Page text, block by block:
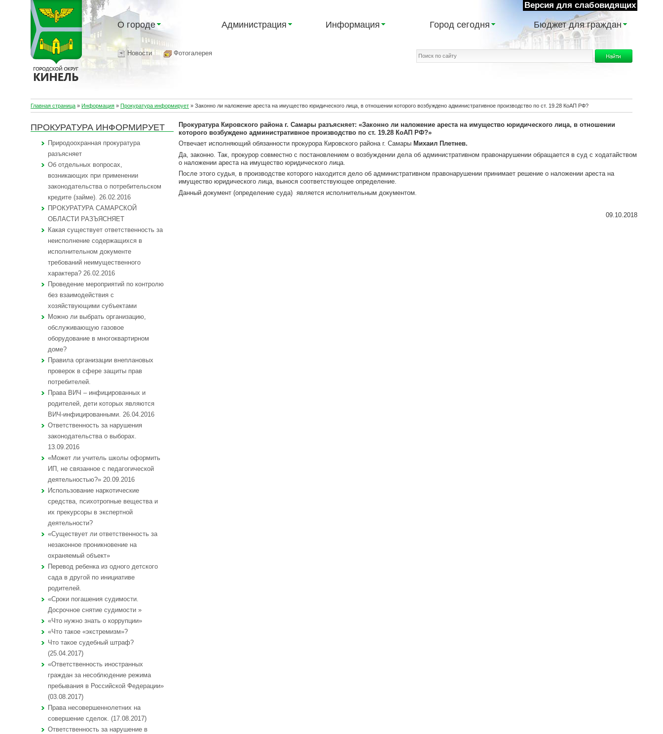
Версия для слабовидящих
О городе Администрация Информация Город сегодня Бюджет для граждан
Новости Фотогалерея
Главная страница » Информация » Прокуратура информирует » Законно ли наложение ареста на имущество юридического лица, в отношении которого возбуждено административное производство по ст. 19.28 КоАП РФ?
ПРОКУРАТУРА ИНФОРМИРУЕТ
Природоохранная прокуратура
разъясняет
Об отдельных вопросах,
возникающих при применении
законодательства о потребительском
кредите (займе). 26.02.2016
ПРОКУРАТУРА САМАРСКОЙ
ОБЛАСТИ РАЗЪЯСНЯЕТ
Какая существует ответственность за
неисполнение содержащихся в
исполнительном документе
требований неимущественного
характера? 26.02.2016
Проведение мероприятий по контролю
без взаимодействия с
хозяйствующими субъектами
Можно ли выбрать организацию,
обслуживающую газовое
оборудование в многоквартирном
доме?
Правила организации внеплановых
проверок в сфере защиты прав
потребителей.
Права ВИЧ – инфицированных и
родителей, дети которых являются
ВИЧ-инфицированными. 26.04.2016
Ответственность за нарушения
законодательства о выборах.
13.09.2016
«Может ли учитель школы оформить
ИП, не связанное с педагогической
деятельностью?» 20.09.2016
Использование наркотические
средства, психотропные вещества и
их прекурсоры в экспертной
деятельности?
«Существует ли ответственность за
незаконное проникновение на
охраняемый объект»
Перевод ребенка из одного детского
сада в другой по инициативе
родителей.
«Сроки погашения судимости.
Досрочное снятие судимости »
«Что нужно знать о коррупции»
«Что такое «экстремизм»?
Что такое судебный штраф?
(25.04.2017)
«Ответственность иностранных
граждан за несоблюдение режима
пребывания в Российской Федерации»
(03.08.2017)
Права несовершеннолетних на
совершение сделок. (17.08.2017)
Ответственность за нарушение в
Прокуратура Кировского района г. Самары разъясняет: «Законно ли наложение ареста на имущество юридического лица, в отношении
которого возбуждено административное производство по ст. 19.28 КоАП РФ?»
Отвечает исполняющий обязанности прокурора Кировского района г. Самары Михаил Плетнев.
Да, законно. Так, прокурор совместно с постановлением о возбуждении дела об административном правонарушении обращается в суд с ходатайством
о наложении ареста на имущество юридического лица.
После этого судья, в производстве которого находится дело об административном правонарушении принимает решение о наложении ареста на
имущество юридического лица, вынося соответствующее определение.
Данный документ (определение суда) является исполнительным документом.
09.10.2018